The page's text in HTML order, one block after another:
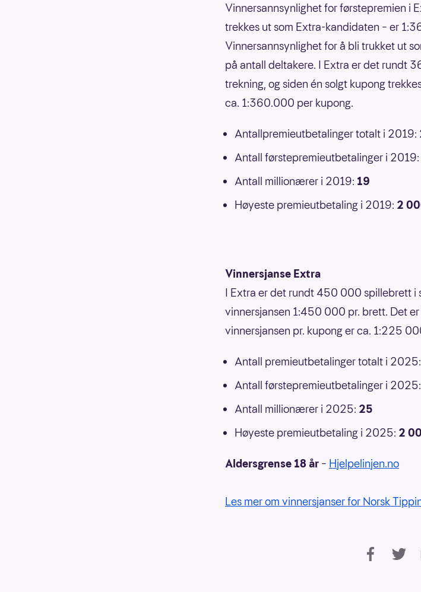
Vinnersannsynlighet for førstepremien i
trekkes ut som Extra-kandidaten – er
Vinnersannsynlighet for å bli trukket ut
på antall deltakere. I Extra er det rundt
trekning, og siden én solgt kupong
ca. 1:360.000 per kupong.
Antallpremieutbetalinger totalt i 2019:
Antall førstepremieutbetalinger i 2019:
Antall millionærer i 2019: 19
Høyeste premieutbetaling i 2019: 2
Vinnersjanse Extra
I Extra er det rundt 450 000 spillebrett i
vinnersjansen 1:450 000 pr. brett. Det
vinnersjansen pr. kupong er ca. 1:225
Antall premieutbetalinger totalt i 2025:
Antall førstepremieutbetalinger i 2025:
Antall millionærer i 2025: 25
Høyeste premieutbetaling i 2025: 2
Aldersgrense 18 år – Hjelpelinjen.no
Les mer om vinnersjanser for Norsk